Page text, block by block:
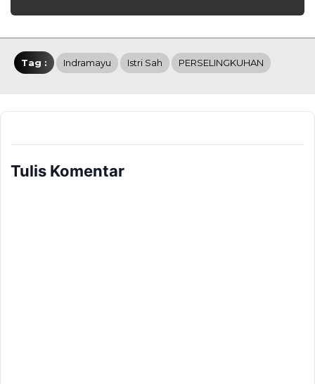
Tag : Indramayu Istri Sah PERSELINGKUHAN
Tulis Komentar